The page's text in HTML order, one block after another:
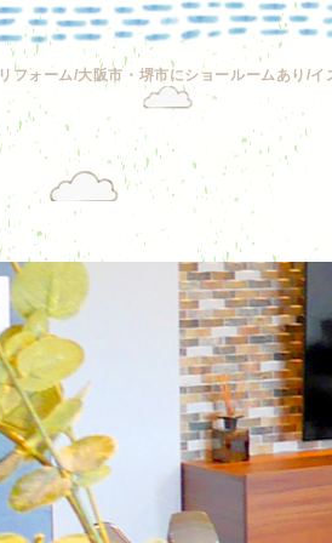
リフォーム/大阪市・堺市にショールームあり/イ